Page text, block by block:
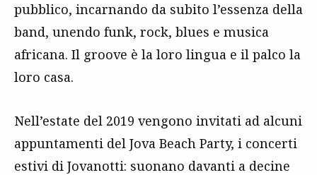
pubblico, incarnando da subito l’essenza della
band, unendo funk, rock, blues e musica
africana. Il groove è la loro lingua e il palco la
loro casa.
Nell’estate del 2019 vengono invitati ad alcuni
appuntamenti del Jova Beach Party, i concerti
estivi di Jovanotti: suonano davanti a decine